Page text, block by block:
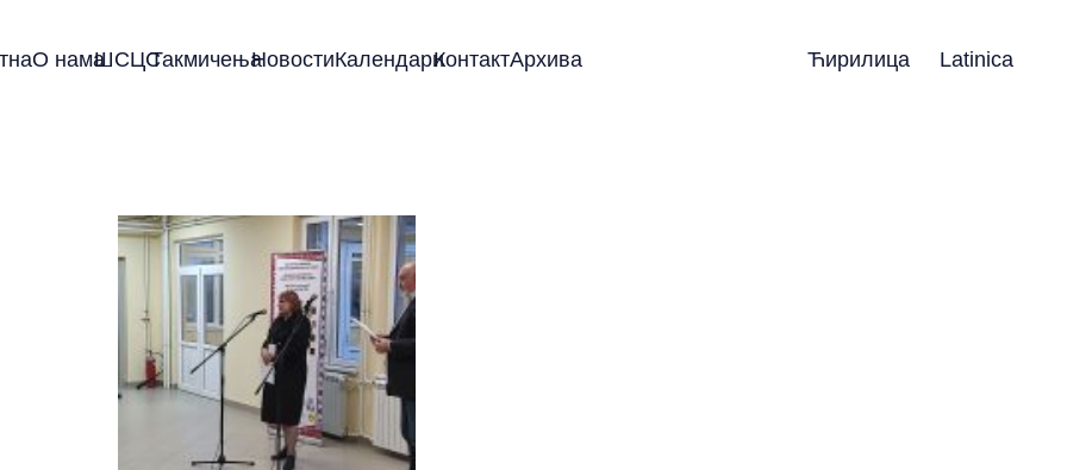
О намаШСЦСТакмичењаНовостиКалендариКонтактАрхива Ћирилица Latinica